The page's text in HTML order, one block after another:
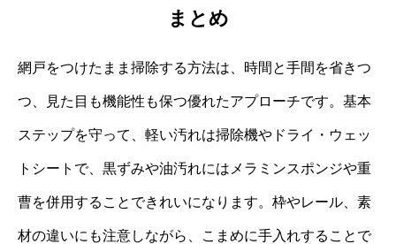
まとめ
網戸をつけたまま掃除する方法は、時間と手間を省きつ
つ、見た目も機能性も保つ優れたアプローチです。基本
ステップを守って、軽い汚れは掃除機やドライ・ウェッ
トシートで、黒ずみや油汚れにはメラミンスポンジや重
曹を併用することできれいになります。枠やレール、素
材の違いにも注意しながら、こまめに手入れすることで